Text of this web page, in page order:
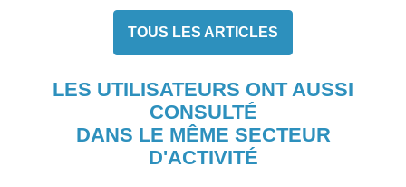
TOUS LES ARTICLES
LES UTILISATEURS ONT AUSSI
CONSULTÉ
DANS LE MÊME SECTEUR
D'ACTIVITÉ